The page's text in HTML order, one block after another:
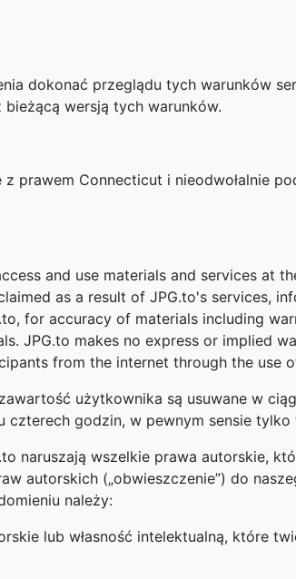
dokonać przeglądu tych warunków
wersją tych warunków.
prawem Connecticut i nieodwołalnie
and use materials and services at
as a result of JPG.to's services,
for accuracy of materials including
JPG.to makes no express or implied
from the internet through the use
użytkownika są usuwane w
czterech godzin, w pewnym sensie
naruszają wszelkie prawa autorskie,
autorskich („obwieszczenie”) do
należy:
lub własność intelektualną, które